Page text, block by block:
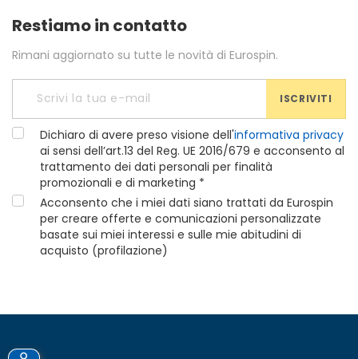
Restiamo in contatto
Rimani aggiornato su tutte le novità di Eurospin.
ISCRIVITI
Dichiaro di avere preso visione dell'informativa privacy
ai sensi dell’art.13 del Reg. UE 2016/679 e acconsento al
trattamento dei dati personali per finalità
promozionali e di marketing *
Acconsento che i miei dati siano trattati da Eurospin
per creare offerte e comunicazioni personalizzate
basate sui miei interessi e sulle mie abitudini di
acquisto (profilazione)